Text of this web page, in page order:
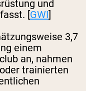
und
[GWI]
3,7
einem
an, nahmen
trainierten